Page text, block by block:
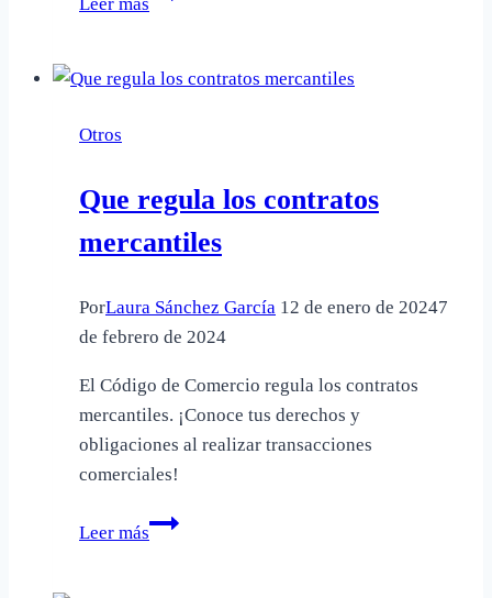
a
subida
alquiler
Otros
Que regula los contratos
mercantiles
PorLaura Sánchez García 12 de enero de 20247
de febrero de 2024
El Código de Comercio regula los contratos
mercantiles. ¡Conoce tus derechos y
obligaciones al realizar transacciones
comerciales!
Leer más
Que